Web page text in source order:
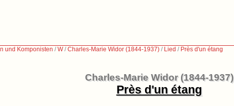
und Komponisten /W/Charles-Marie Widor (1844-1937) / Lied / Près d'un étang
Charles-Marie Widor (1844-1937)
Près d'un étang